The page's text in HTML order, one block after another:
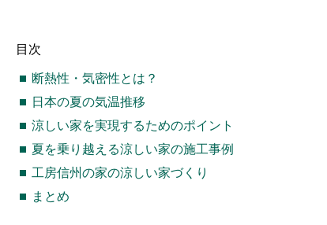
目次
断熱性・気密性とは？
日本の夏の気温推移
涼しい家を実現するためのポイント
夏を乗り越える涼しい家の施工事例
工房信州の家の涼しい家づくり
まとめ